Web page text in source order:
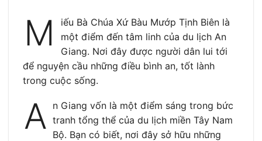
M
iếu Bà Chúa Xứ Bàu Mướp Tịnh Biên là
một điểm đến tâm linh của du lịch An
Giang. Nơi đây được người dân lui tới
để nguyện cầu những điều bình an, tốt lành
trong cuộc sống.
A n Giang vốn là một điểm sáng trong bức
tranh tổng thể của du lịch miền Tây Nam
Bộ. Bạn có biết, nơi đây sở hữu những